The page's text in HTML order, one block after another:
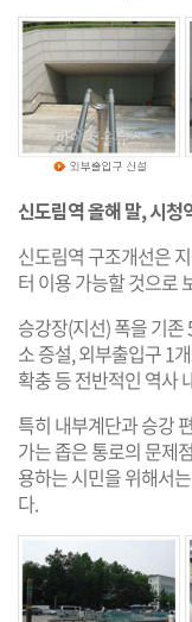
신도림역 올해 말, 시청
신도림역 구조개선은
터 이용 가능할 것으로
승강장(지선) 폭을 기
소 증설, 외부출입구 1
확충 등 전반적인 역사
특히 내부계단과 승강
가는 좁은 통로의 문제
용하는 시민을 위해서
다.